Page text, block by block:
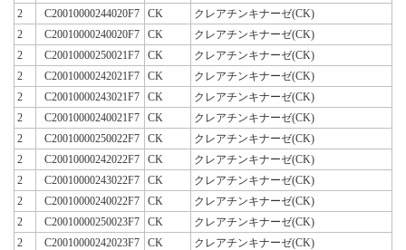
2
C20010000244020F7 CK
クレアチンキナーゼ(CK)
2
C20010000240020F7 CK
クレアチンキナーゼ(CK)
2
C20010000250021F7 CK
クレアチンキナーゼ(CK)
2
C20010000242021F7 CK
クレアチンキナーゼ(CK)
2
C20010000243021F7 CK
クレアチンキナーゼ(CK)
2
C20010000240021F7 CK
クレアチンキナーゼ(CK)
2
C20010000250022F7 CK
クレアチンキナーゼ(CK)
2
C20010000242022F7 CK
クレアチンキナーゼ(CK)
2
C20010000243022F7 CK
クレアチンキナーゼ(CK)
2
C20010000240022F7 CK
クレアチンキナーゼ(CK)
2
C20010000250023F7 CK
クレアチンキナーゼ(CK)
2
C20010000242023F7 CK
クレアチンキナーゼ(CK)